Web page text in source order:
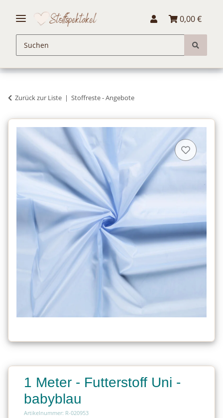
0,00 €
Zurück zur Liste Stoffreste - Angebote
1 Meter - Futterstoff Uni -
babyblau
Artikelnummer: R-020953